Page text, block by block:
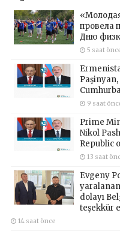
провела
Дню
5 saat
9 saat
Prime
Nikol
Republic
13 saat
Evgeny
dolayı
teşekkür
14 saat önce